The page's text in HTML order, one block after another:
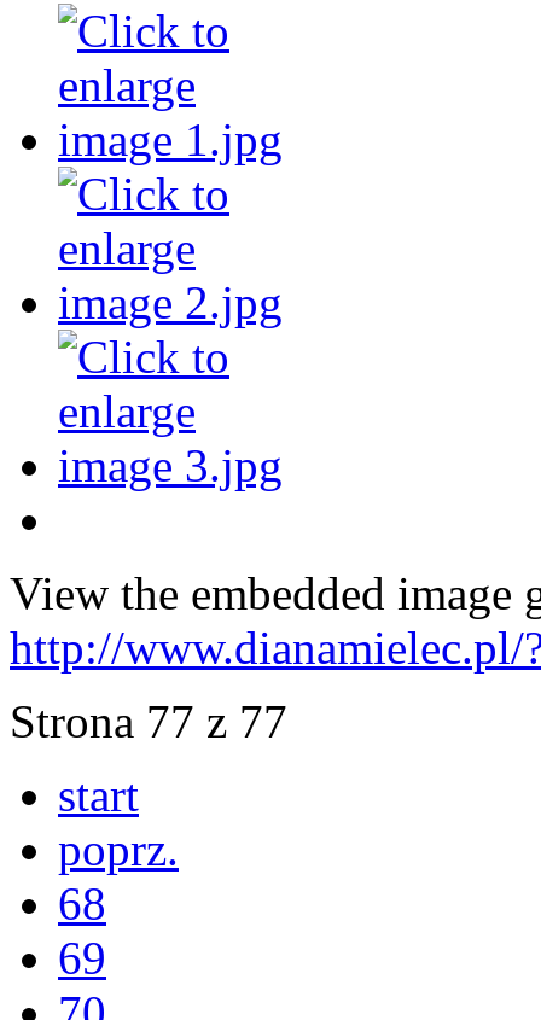
View the embedded image
http://www.dianamielec.pl/
Strona 77 z 77
start
poprz.
68
69